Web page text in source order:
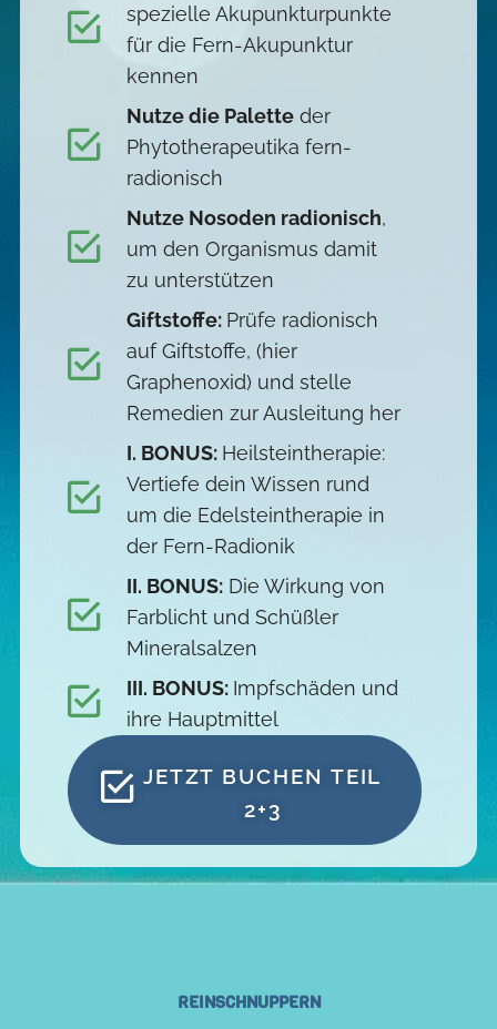
spezielle Akupunkturpunkte
für die Fern-Akupunktur
kennen
Nutze die Paletteder
Phytotherapeutika fern-
radionisch
Nutze Nosoden radionisch,
um den Organismus damit
zu unterstützen
Giftstoffe: Prüfe radionisch
auf Giftstoffe, (hier
Graphenoxid) und stelle
Remedien zur Ausleitung her
I. BONUS: Heilsteintherapie:
Vertiefe dein Wissen rund
um die Edelsteintherapie in
der Fern-Radionik
II. BONUS:Die Wirkung von
Farblicht und Schüßler
Mineralsalzen
III. BONUS: Impfschäden und
ihre Hauptmittel
JETZT BUCHEN TEIL
2+3
REINSCHNUPPERN